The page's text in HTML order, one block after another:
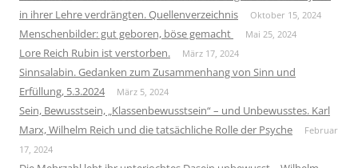
in ihrer Lehre verdrängten. Quellenverzeichnis
Oktober 15, 2024
Menschenbilder: gut geboren, böse gemacht Mai 25, 2024
Lore Reich Rubin ist verstorben. März 17, 2024
Sinnsalabin. Gedanken zum Zusammenhang von Sinn und
Erfüllung, 5.3.2024
März 5, 2024
Sein, Bewusstsein, „Klassenbewusstsein“ – und Unbewusstes. Karl
Marx, Wilhelm Reich und die tatsächliche Rolle der Psyche
Februar
17, 2024